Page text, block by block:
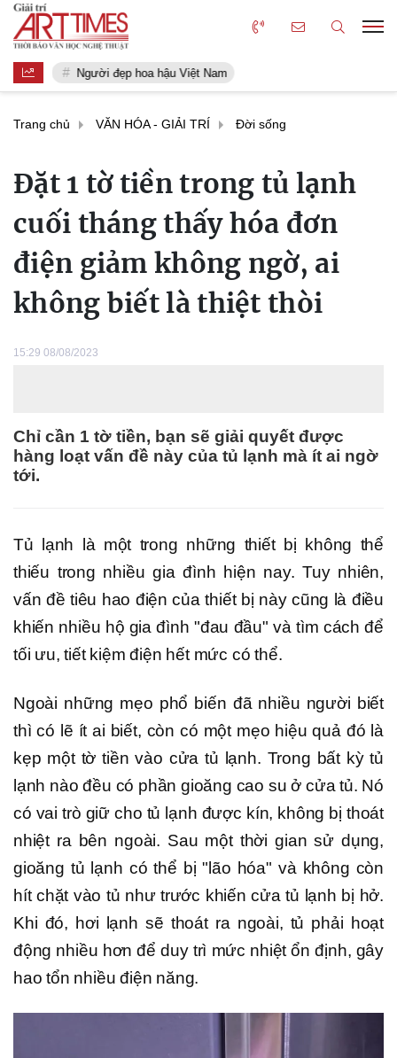
Người đẹp hoa hậu Việt Nam
Trang chủ VĂN HÓA - GIẢI TRÍ Đời sống
Đặt 1 tờ tiền trong tủ lạnh
cuối tháng thấy hóa đơn
điện giảm không ngờ, ai
không biết là thiệt thòi
15:29 08/08/2023
Chỉ cần 1 tờ tiền, bạn sẽ giải quyết được
hàng loạt vấn đề này của tủ lạnh mà ít ai ngờ
tới.
Tủ lạnh là một trong những thiết bị không thể
thiếu trong nhiều gia đình hiện nay. Tuy nhiên,
vấn đề tiêu hao điện của thiết bị này cũng là điều
khiến nhiều hộ gia đình "đau đầu" và tìm cách để
tối ưu, tiết kiệm điện hết mức có thể.
Ngoài những mẹo phổ biến đã nhiều người biết
thì có lẽ ít ai biết, còn có một mẹo hiệu quả đó là
kẹp một tờ tiền vào cửa tủ lạnh. Trong bất kỳ tủ
lạnh nào đều có phần gioăng cao su ở cửa tủ. Nó
có vai trò giữ cho tủ lạnh được kín, không bị thoát
nhiệt ra bên ngoài. Sau một thời gian sử dụng,
gioăng tủ lạnh có thể bị "lão hóa" và không còn
hít chặt vào tủ như trước khiến cửa tủ lạnh bị hở.
Khi đó, hơi lạnh sẽ thoát ra ngoài, tủ phải hoạt
động nhiều hơn để duy trì mức nhiệt ổn định, gây
hao tổn nhiều điện năng.